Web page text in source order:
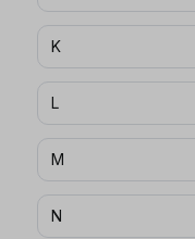
K
L
M
N